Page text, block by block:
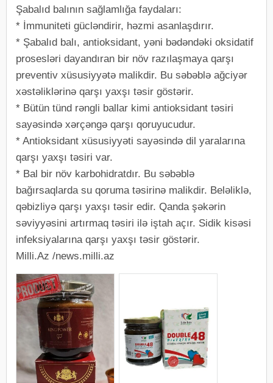
Şabalıd balının sağlamlığa faydaları:
* İmmuniteti gücləndirir, həzmi asanlaşdırır.
* Şabalıd balı, antioksidant, yəni bədəndəki oksidatif
prosesləri dayandıran bir növ razılaşmaya qarşı
preventiv xüsusiyyətə malikdir. Bu səbəblə ağciyər
xəstəliklərinə qarşı yaxşı təsir göstərir.
* Bütün tünd rəngli ballar kimi antioksidant təsiri
sayəsində xərçəngə qarşı qoruyucudur.
* Antioksidant xüsusiyyəti sayəsində dil yaralarına
qarşı yaxşı təsiri var.
* Bal bir növ karbohidratdır. Bu səbəblə
bağırsaqlarda su qoruma təsirinə malikdir. Beləliklə,
qəbizliyə qarşı yaxşı təsir edir. Qanda şəkərin
səviyyəsini artırmaq təsiri ilə iştah açır. Sidik kisəsi
infeksiyalarına qarşı yaxşı təsir göstərir.
Milli.Az /news.milli.az